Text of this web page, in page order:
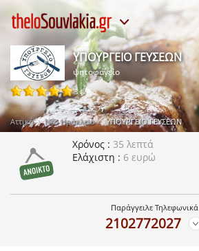
ΥΠΟΥΡΓΕΙΟ ΓΕΥΣΕΩΝ
ψητοφαγείο
3 ψήφοι
Αττική Νέο Ηράκλειο ΥΠΟΥΡΓΕΙΟ ΓΕΥΣΕΩΝ
Χρόνος
35 λεπτά
Ελάχιστη
6 ευρώ
Παράγγειλε Τηλεφωνικά
2102772027